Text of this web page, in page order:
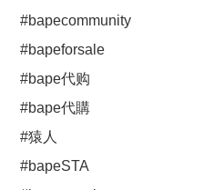
#bapecommunity
#bapeforsale
#bape代购
#bape代購
#猿人
#bapeSTA